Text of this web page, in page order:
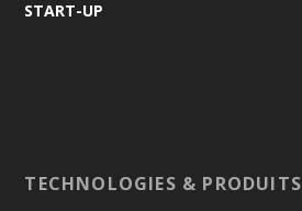
START-UP
TECHNOLOGIES & PRODUITS